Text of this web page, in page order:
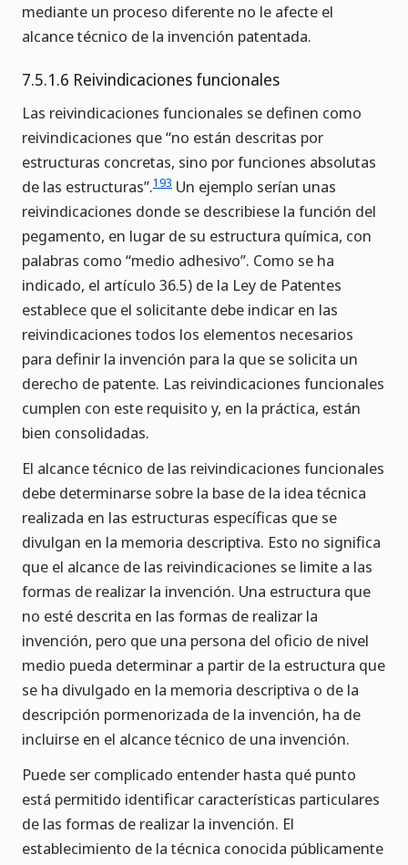
mediante un proceso diferente no le afecte el
alcance técnico de la invención patentada.
7.5.1.6 Reivindicaciones funcionales
Las reivindicaciones funcionales se definen como
reivindicaciones que “no están descritas por
estructuras concretas, sino por funciones absolutas
de las estructuras”.193 Un ejemplo serían unas
reivindicaciones donde se describiese la función del
pegamento, en lugar de su estructura química, con
palabras como “medio adhesivo”. Como se ha
indicado, el artículo 36.5) de la Ley de Patentes
establece que el solicitante debe indicar en las
reivindicaciones todos los elementos necesarios
para definir la invención para la que se solicita un
derecho de patente. Las reivindicaciones funcionales
cumplen con este requisito y, en la práctica, están
bien consolidadas.
El alcance técnico de las reivindicaciones funcionales
debe determinarse sobre la base de la idea técnica
realizada en las estructuras específicas que se
divulgan en la memoria descriptiva. Esto no significa
que el alcance de las reivindicaciones se limite a las
formas de realizar la invención. Una estructura que
no esté descrita en las formas de realizar la
invención, pero que una persona del oficio de nivel
medio pueda determinar a partir de la estructura que
se ha divulgado en la memoria descriptiva o de la
descripción pormenorizada de la invención, ha de
incluirse en el alcance técnico de una invención.
Puede ser complicado entender hasta qué punto
está permitido identificar características particulares
de las formas de realizar la invención. El
establecimiento de la técnica conocida públicamente